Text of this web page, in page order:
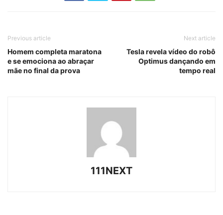
Previous article
Homem completa maratona
e se emociona ao abraçar
mãe no final da prova
Next article
Tesla revela vídeo do robô
Optimus dançando em
tempo real
111NEXT